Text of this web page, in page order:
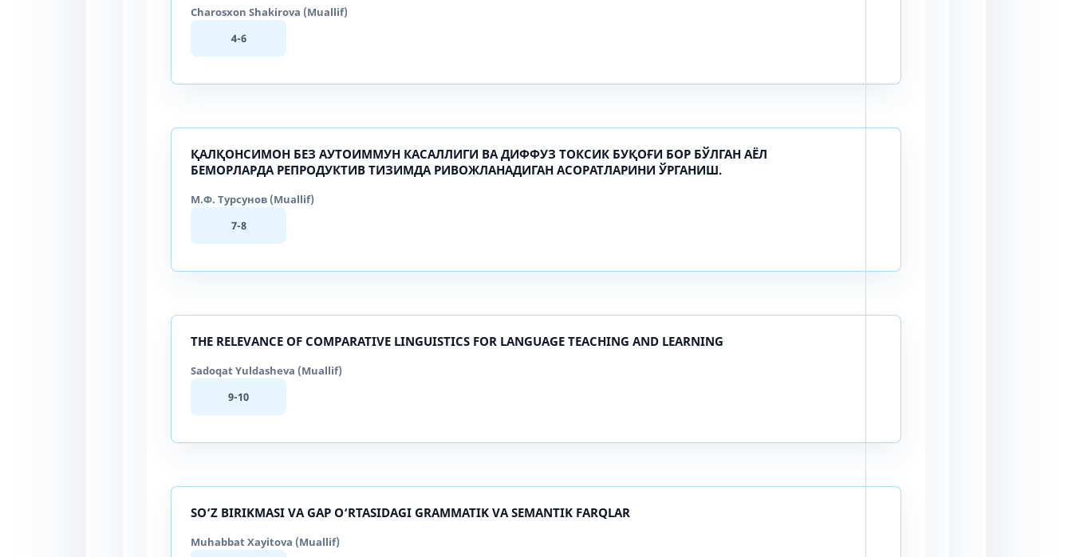
Charosxon Shakirova (Muallif)
4-6
ҚАЛҚОНСИМОН БЕЗ АУТОИММУН КАСАЛЛИГИ ВА ДИФФУЗ ТОКСИК БУҚОҒИ БОР БЎЛГАН АЁЛ
БЕМОРЛАРДА РЕПРОДУКТИВ ТИЗИМДА РИВОЖЛАНАДИГАН АСОРАТЛАРИНИ ЎРГАНИШ.
М.Ф. Турсунов (Muallif)
7-8
THE RELEVANCE OF COMPARATIVE LINGUISTICS FOR LANGUAGE TEACHING AND LEARNING
Sadoqat Yuldasheva (Muallif)
9-10
SO‘Z BIRIKMASI VA GAP O‘RTASIDAGI GRAMMATIK VA SEMANTIK FARQLAR
Muhabbat Xayitova (Muallif)